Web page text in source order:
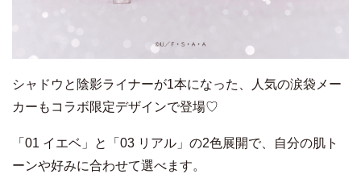
シャドウと陰影ライナーが1本になった、人気の涙袋メー
カーもコラボ限定デザインで登場♡
「01 イエベ」と「03 リアル」の2色展開で、自分の肌ト
ーンや好みに合わせて選べます。